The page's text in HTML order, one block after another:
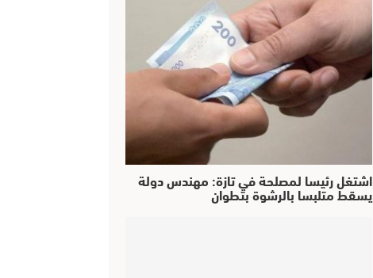
اشتغل رئيسا لمصلحة في تازة: مهندس دولة
يسقط متلبسا بالرشوة بتطوان